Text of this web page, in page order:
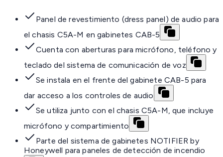
Panel de revestimiento (dress panel) de audio para
el chasis C5A-M en gabinetes CAB-5
Cuenta con aberturas para micrófono, teléfono y
teclado del sistema de comunicación de voz
Se instala en el frente del gabinete CAB-5 para
dar acceso a los controles de audio
Se utiliza junto con el chasis C5A-M, que incluye
micrófono y compartimiento
Parte del sistema de gabinetes NOTIFIER by
Honeywell para paneles de detección de incendio